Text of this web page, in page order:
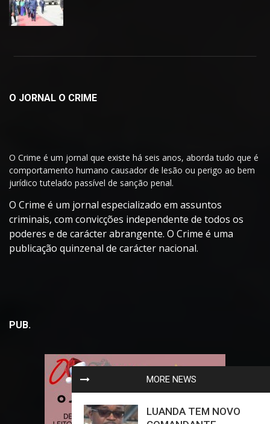
MORE NEWS
LUANDA TEM NOVO
O JORNAL O CRIME
O Crime é um jornal que existe há seis anos, aborda tudo que é
comportamento humano causador de lesão ou perigo ao bem
jurídico tutelado passível de sanção penal.
O Crime é um jornal especializado em assuntos
criminais, com convicções independente de todos os
poderes e de carácter abrangente. O Crime é uma
publicação quinzenal de carácter nacional.
PUB.